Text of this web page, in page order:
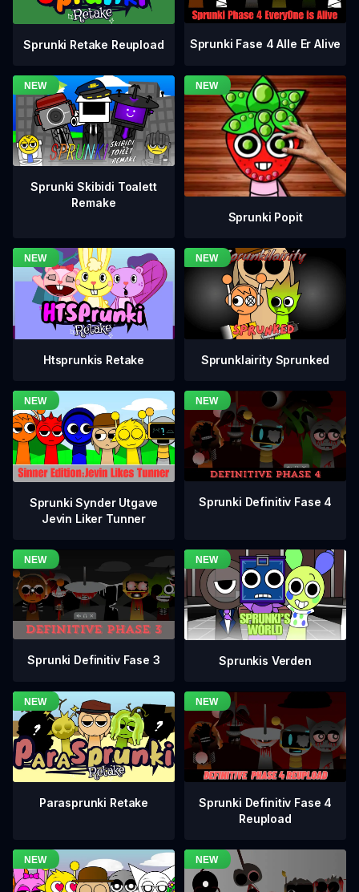
Sprunki Retake Reupload Sprunki Fase 4 Alle Er Alive
Sprunki Skibidi Toalett
Remake
Sprunki Popit
Htsprunkis Retake Sprunklairity Sprunked
Sprunki Synder Utgave
Jevin Liker Tunner
Sprunki Definitiv Fase 4
Sprunki Definitiv Fase 3 Sprunkis Verden
Parasprunki Retake
Sprunki Definitiv Fase 4
Reupload